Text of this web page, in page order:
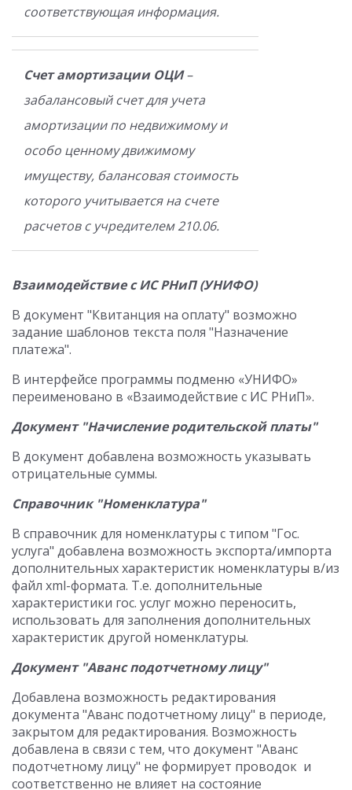
соответствующая информация.
Счет амортизации ОЦИ–
забалансовый счет для учета
амортизации по недвижимому и
особо ценному движимому
имуществу, балансовая стоимость
которого учитывается на счете
расчетов с учредителем 210.06.
Взаимодействие с ИС РНиП (УНИФО)
В документ "Квитанция на оплату" возможно
задание шаблонов текста поля "Назначение
платежа".
В интерфейсе программы подменю «УНИФО»
переименовано в «Взаимодействие с ИС РНиП».
Документ "Начисление родительской платы"
В документ добавлена возможность указывать
отрицательные суммы.
Справочник "Номенклатура"
В справочник для номенклатуры с типом "Гос.
услуга" добавлена возможность экспорта/импорта
дополнительных характеристик номенклатуры в/из
файл xml-формата. Т.е. дополнительные
характеристики гос. услуг можно переносить,
использовать для заполнения дополнительных
характеристик другой номенклатуры.
Документ "Аванс подотчетному лицу"
Добавлена возможность редактирования
документа "Аванс подотчетному лицу" в периоде,
закрытом для редактирования. Возможность
добавлена в связи с тем, что документ "Аванс
подотчетному лицу" не формирует проводок и
соответственно не влияет на состояние